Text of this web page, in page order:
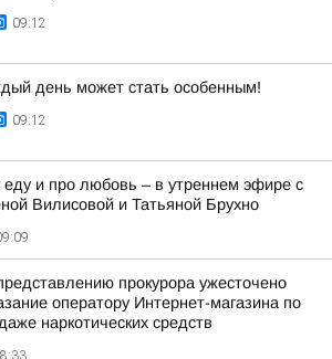
09:12
день может стать особенным!
09:12
еду и про любовь – в утреннем эфире с
Вилисовой и Татьяной Брухно
прокурора ужесточено
оператору Интернет-магазина по
наркотических средств